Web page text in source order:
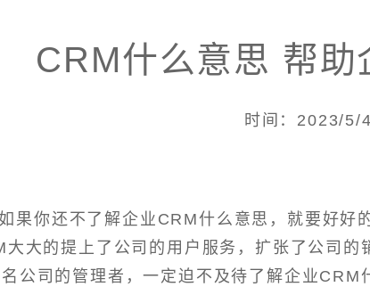
CRM什么意思 帮助
时间：2023/5/4
果你还不了解企业CRM什么意思，就要好好
大大的提上了公司的用户服务，扩张了公司的
公司的管理者，一定迫不及待了解企业CRM